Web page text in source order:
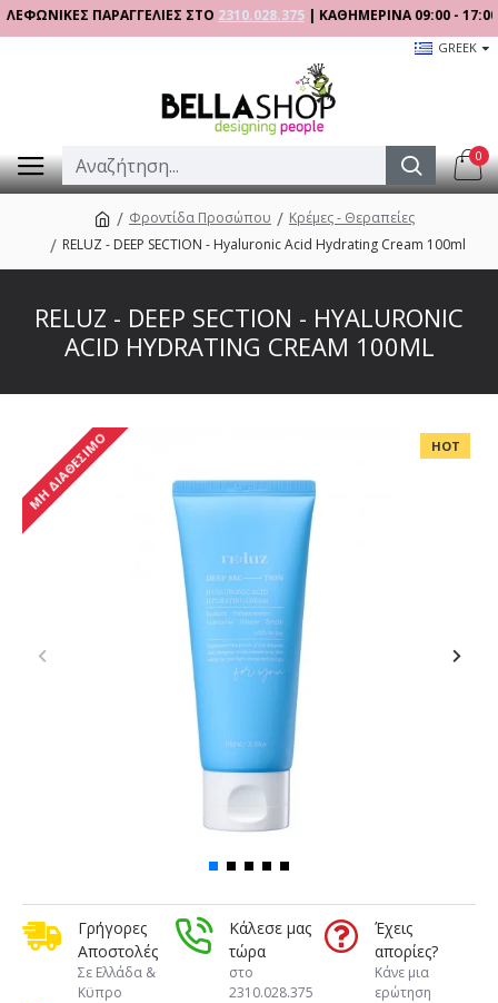
ΠΑΡΑΓΓΕΛΙΕΣ ΣΤΟ2310.028.375| ΚΑΘΗΜΕΡΙΝΑ 09:00 - 17:00
GREEK
0
Φροντίδα Προσώπου
Κρέμες - Θεραπείες
RELUZ - DEEP SECTION - Hyaluronic Acid Hydrating Cream 100ml
RELUZ - DEEP SECTION - HYALURONIC
ACID HYDRATING CREAM 100ML
HOT
ΜΗ ΔΙΑΘΈΣΙΜΟ
Γρήγορες
Αποστολές
Σε Ελλάδα &
Κϋπρο
Κάλεσε μας
τώρα
στο
2310.028.375
Έχεις
απορίες?
Κάνε μια
ερώτηση